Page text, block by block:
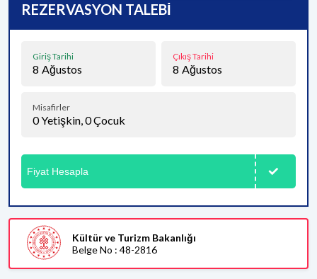
REZERVASYON TALEBİ
Giriş Tarihi
8 Ağustos
Çıkış Tarihi
8 Ağustos
Misafirler
0Yetişkin,0Çocuk
Fiyat Hesapla
Kültür ve Turizm Bakanlığı
Belge No : 48-2816